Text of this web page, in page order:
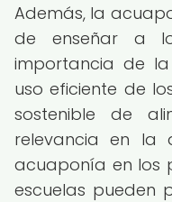
Además, la
de enseñar a
importancia de
uso eficiente de
sostenible de
relevancia en la
acuaponía en los
escuelas pueden